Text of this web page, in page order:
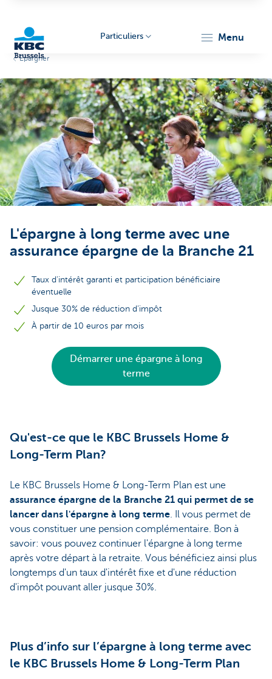
Brussels
Particuliers menu
Epargner
L'épargne à long terme avec une
assurance épargne de la Branche 21
Taux d'intérêt garanti et participation bénéficiaire
éventuelle
Jusque 30% de réduction d’impôt
À partir de 10 euros par mois
Démarrer une épargne à long
terme
Qu'est-ce que le KBC Brussels Home &
Long-Term Plan?
Le KBC Brussels Home & Long-Term Plan est une
assurance épargne de la Branche 21 qui permet de se
lancer dans l'épargne à long terme. Il vous permet de
vous constituer une pension complémentaire. Bon à
savoir: vous pouvez continuer l'épargne à long terme
après votre départ à la retraite. Vous bénéficiez ainsi plus
longtemps d'un taux d'intérêt fixe et d'une réduction
d'impôt pouvant aller jusque 30%.
Plus d’info sur l’épargne à long terme avec
le KBC Brussels Home & Long-Term Plan